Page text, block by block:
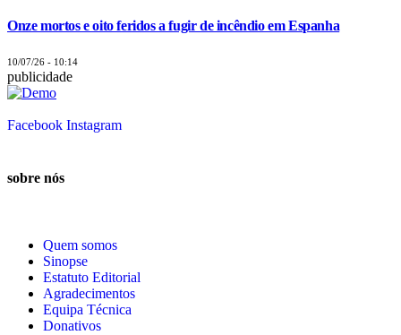
Onze mortos e oito feridos a fugir de incêndio em Espanha
10/07/26 - 10:14
publicidade
Facebook Instagram
sobre nós
Quem somos
Sinopse
Estatuto Editorial
Agradecimentos
Equipa Técnica
Donativos